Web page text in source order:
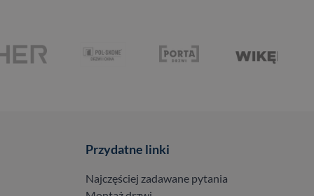
Przydatne linki
Najczęściej zadawane pytania